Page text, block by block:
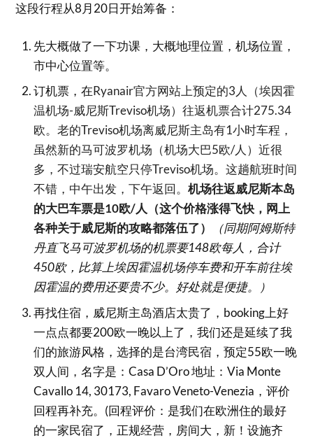
这段行程从8月20日开始筹备：
先大概做了一下功课，大概地理位置，机场位置，
市中心位置等。
订机票，在Ryanair官方网站上预定的3人（埃因霍
温机场-威尼斯Treviso机场）往返机票合计275.34
欧。老的Treviso机场离威尼斯主岛有1小时车程，
虽然新的马可波罗机场（机场大巴5欧/人）近很
多，不过瑞安航空只停Treviso机场。这趟航班时间
不错，中午出发，下午返回。 机场往返威尼斯本岛
的大巴车票是10欧/人（这个价格涨得飞快，网上
各种关于威尼斯的攻略都落伍了）
（同期阿姆斯特
丹直飞马可波罗机场的机票要148欧每人，合计
450欧，比算上埃因霍温机场停车费和开车前往埃
因霍温的费用还要贵不少。好处就是便捷。）
再找住宿，威尼斯主岛酒店太贵了，booking上好
一点点都要200欧一晚以上了，我们还是延续了我
们的旅游风格，选择的是台湾民宿，预定55欧一晚
双人间，名字是：Casa D’Oro 地址：Via Monte
Cavallo 14, 30173, Favaro Veneto-Venezia，评价
回程再补充。(回程评价：是我们在欧洲住的最好
的一家民宿了，正规经营，房间大，新！设施齐